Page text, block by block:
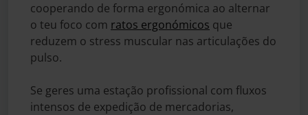
cooperando de forma ergonómica ao alternar
o teu foco com ratos ergonómicos que
reduzem o stress muscular nas articulações do
pulso.
Se geres uma estação profissional com fluxos
intensos de expedição de mercadorias,